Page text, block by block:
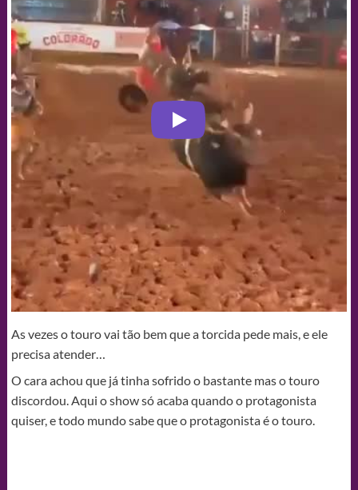
As vezes o touro vai tão bem que a torcida pede mais, e ele
precisa atender…
O cara achou que já tinha sofrido o bastante mas o touro
discordou. Aqui o show só acaba quando o protagonista
quiser, e todo mundo sabe que o protagonista é o touro.